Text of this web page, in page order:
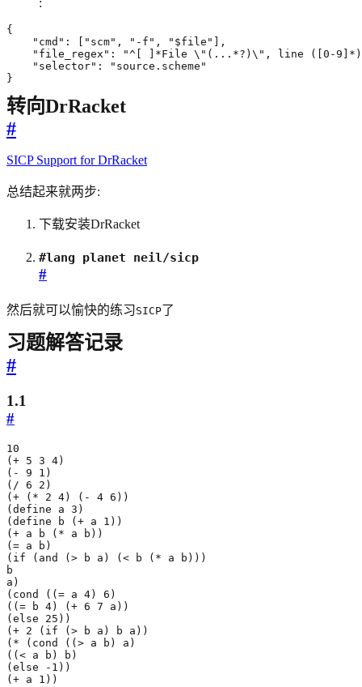
:
}
转向DrRacket
#
SICP Support for DrRacket
总结起来就两步:
下载安装DrRacket
#lang planet neil/sicp
#
然后就可以愉快的练习SICP了
习题解答记录
#
1.1
#
10
( + 5 3 4 )
( - 9 1 )
( / 6 2 )
( + ( * 2 4 ) ( - 4 6 ))
( define a 3 )
( define b ( + a 1 ))
( + a b ( * a b ))
( = a b )
( if ( and ( > b a ) ( < b ( * a b )))
b
a )
( cond (( = a 4 ) 6 )
(( = b 4 ) ( + 6 7 a ))
( else 25 ))
( + 2 ( if ( > b a ) b a ))
( * ( cond (( > a b ) a )
(( < a b ) b )
( else -1 ))
( + a 1 ))